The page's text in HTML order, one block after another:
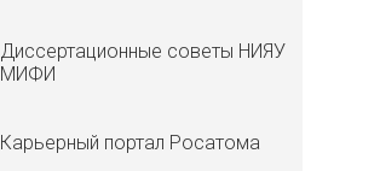
Диссертационные советы НИЯУ
МИФИ
Карьерный портал Росатома